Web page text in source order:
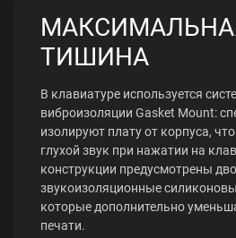
ТИШИНА
В клавиатуре используется
виброизоляции Gasket Mount:
изолируют плату от корпуса,
глухой звук при нажатии на
конструкции предусмотрены
звукоизоляционные
которые дополнительно
печати.